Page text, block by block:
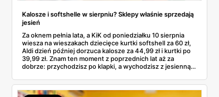
Kalosze i softshelle w sierpniu? Sklepy właśnie sprzedają
jesień
Za oknem pełnia lata, a KiK od poniedziałku 10 sierpnia
wiesza na wieszakach dziecięce kurtki softshell za 60 zł,
Aldi dzień później dorzuca kalosze za 44,99 zł i kurtki po
39,99 zł. Znam ten moment z poprzednich lat aż za
dobrze: przychodzisz po klapki, a wychodzisz z jesienną
pojawi się w gazetkach w przyszłym tygodniu i czy jest
sens kupować jesień, zanim skończą się wakacje.